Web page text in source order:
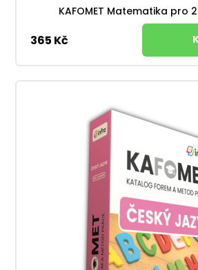
KAFOMET Matematika pro
365 Kč